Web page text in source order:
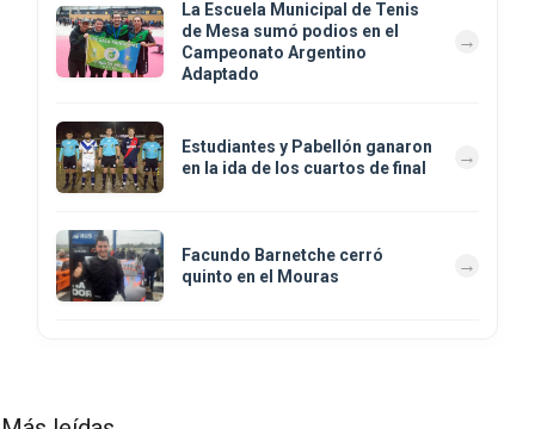
La Escuela Municipal de Tenis
de Mesa sumó podios en el
Campeonato Argentino
Adaptado
Estudiantes y Pabellón ganaron
en la ida de los cuartos de final
Facundo Barnetche cerró
quinto en el Mouras